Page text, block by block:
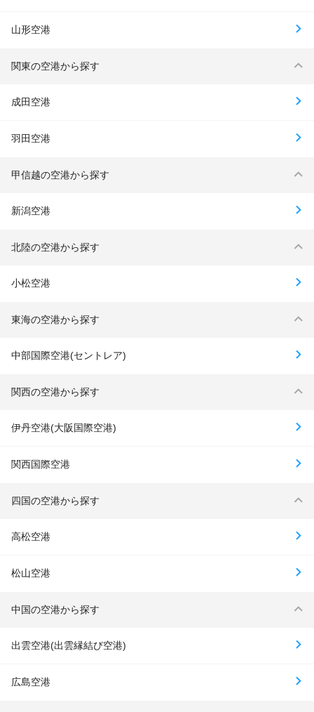
山形空港
関東の空港から探す
成田空港
羽田空港
甲信越の空港から探す
新潟空港
北陸の空港から探す
小松空港
東海の空港から探す
中部国際空港(セントレア)
関西の空港から探す
伊丹空港(大阪国際空港)
関西国際空港
四国の空港から探す
高松空港
松山空港
中国の空港から探す
出雲空港(出雲縁結び空港)
広島空港